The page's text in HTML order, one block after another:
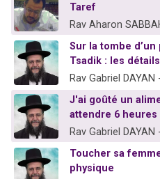
Taref
Rav Aharon
Sur la tombe
Tsadik : les
Rav Gabriel
J'ai goûté un
attendre 6 heures
Rav Gabriel DAYAN
Toucher sa
physique